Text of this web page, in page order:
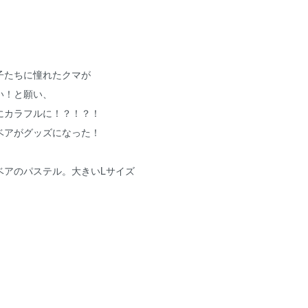
たちに憧れたクマが
と願い、
ラフルに！？！？！
がグッズになった！
アのパステル。大きいLサイズ